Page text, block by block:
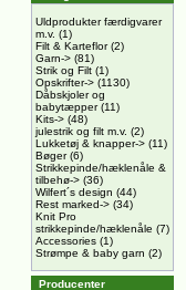
Uldprodukter færdigvarer
m.v. (1)
Filt & Karteflor(2)
Garn-> (81)
Strik og Filt (1)
Opskrifter-> (1130)
Dåbskjoler og
babytæpper(11)
Kits-> (48)
julestrik og filt m.v. (2)
Lukketøj & knapper-> (11)
Bøger(6)
Strikkepinde/hæklenåle &
tilbehø-> (36)
Wilfert´s design (44)
Rest marked-> (34)
Knit Pro
strikkepinde/hæklenåle (7)
Accessories (1)
Strømpe & baby garn (2)
Producenter